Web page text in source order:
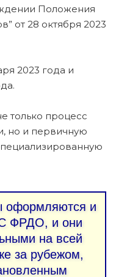
Положения
от 28 октября 2023
2023 года и
только процесс
но и первичную
оформляются и
ФРДО, и они
на всей
за рубежом,